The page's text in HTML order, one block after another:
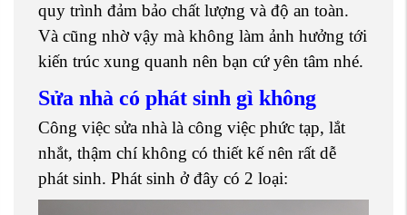
quy trình đảm bảo chất lượng và độ an toàn.
Và cũng nhờ vậy mà không làm ảnh hưởng tới
kiến trúc xung quanh nên bạn cứ yên tâm nhé.
Sửa nhà có phát sinh gì không
Công việc sửa nhà là công việc phức tạp, lắt
nhắt, thậm chí không có thiết kế nên rất dễ
phát sinh. Phát sinh ở đây có 2 loại: